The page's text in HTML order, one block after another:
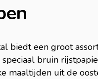
biedt een groot
bruin
uit de